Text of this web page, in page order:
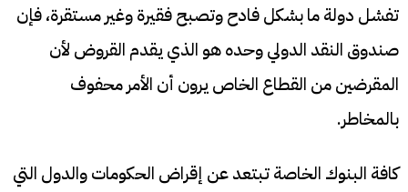
تفشل دولة ما بشكل فادح وتصبح فقيرة وغير مستقرة، فإن
صندوق النقد الدولي وحده هو الذي يقدم القروض لأن
المقرضين من القطاع الخاص يرون أن الأمر محفوف
بالمخاطر.
كافة البنوك الخاصة تبتعد عن إقراض الحكومات والدول التي